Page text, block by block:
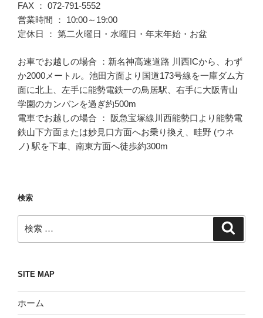
FAX ： 072-791-5552
営業時間 ： 10:00～19:00
定休日 ： 第二火曜日・水曜日・年末年始・お盆
お車でお越しの場合 ：新名神高速道路 川西ICから、わず
か2000メートル。池田方面より国道173号線を一庫ダム方
面に北上、左手に能勢電鉄一の鳥居駅、右手に大阪青山
学園のカンバンを過ぎ約500m
電車でお越しの場合 ： 阪急宝塚線川西能勢口より能勢電
鉄山下方面または妙見口方面へお乗り換え、畦野 (ウネ
ノ) 駅を下車、南東方面へ徒歩約300m
検索
索:
SITE MAP
ホーム